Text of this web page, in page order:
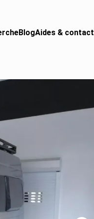
BlogAides & contact